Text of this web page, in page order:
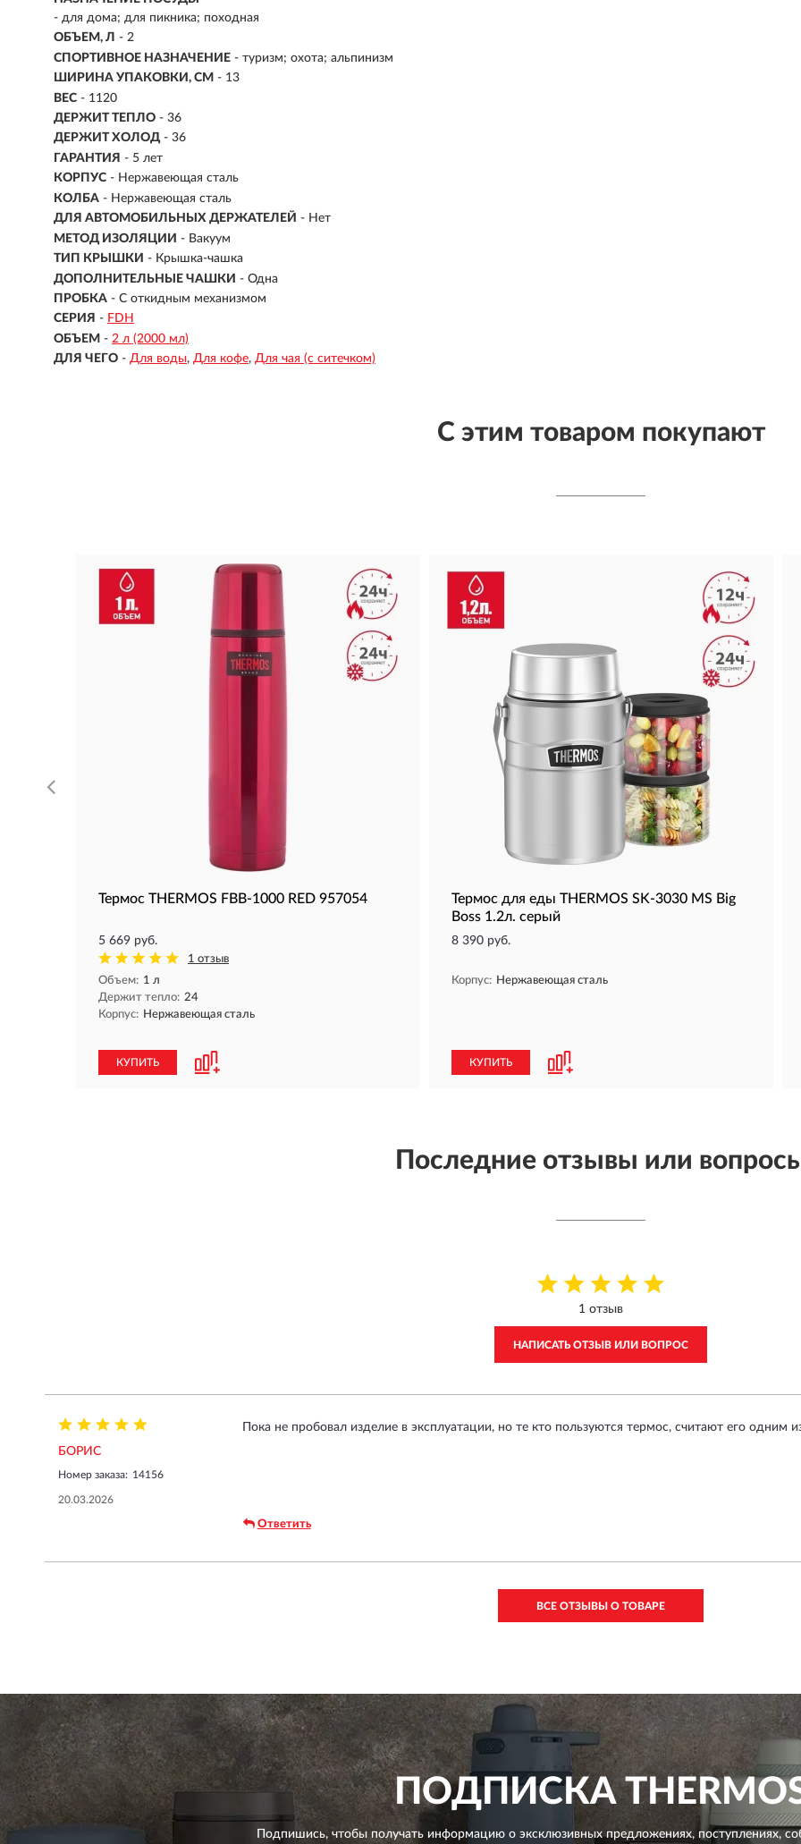
- для дома; для пикника; походная
ОБЪЕМ, Л - 2
СПОРТИВНОЕ НАЗНАЧЕНИЕ - туризм; охота; альпинизм
ШИРИНА УПАКОВКИ, СМ - 13
ВЕС - 1120
ДЕРЖИТ ТЕПЛО - 36
ДЕРЖИТ ХОЛОД - 36
ГАРАНТИЯ - 5 лет
КОРПУС - Нержавеющая сталь
КОЛБА - Нержавеющая сталь
ДЛЯ АВТОМОБИЛЬНЫХ ДЕРЖАТЕЛЕЙ - Нет
МЕТОД ИЗОЛЯЦИИ - Вакуум
ТИП КРЫШКИ - Крышка-чашка
ДОПОЛНИТЕЛЬНЫЕ ЧАШКИ - Одна
ПРОБКА - С откидным механизмом
СЕРИЯ - FDH
ОБЪЕМ - 2 л (2000 мл)
ДЛЯ ЧЕГО - Для воды Для кофе Для чая (с ситечком)
С этим товаром покупают
Термос THERMOS FBB-1000 RED 957054
5 669 руб.
1 отзыв
Объем: 1 л
Держит тепло: 24
Корпус: Нержавеющая сталь
КУПИТЬ
Термос для еды THERMOS SK-3030 MS Big
Boss 1.2л. серый
8 390 руб.
Корпус: Нержавеющая сталь
КУПИТЬ
Последние отзывы или
1 отзыв
НАПИСАТЬ ОТЗЫВ ИЛИ ВОПРОС
БОРИС
Номер заказа: 14156
20.03.2026
Пока не пробовал изделие в эксплуатации, но те кто пользуются термос, считают его одним
Ответить
ВСЕ ОТЗЫВЫ О ТОВАРЕ
ПОДПИСКА
Подпишись, чтобы получать информацию о эксклюзивных предложениях,поступлениях,